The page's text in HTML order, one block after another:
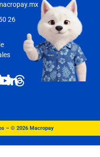
26
– © 2026 Macropay